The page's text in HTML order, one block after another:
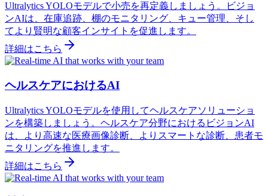
Ultralytics YOLOモデルで小売を再定義しましょう。ビジョ
ンAIは、在庫追跡、棚のモニタリング、キュー管理、そし
てより賢明な顧客インサイトを促進します。
詳細はこちら
ヘルスケアにおけるAI
Ultralytics YOLOモデルを使用してヘルスケアソリューショ
ンを構築しましょう。ヘルスケア分野におけるビジョンAI
は、より高速な医療画像診断、よりスマートな診断、患者モ
ニタリングを推進します。
詳細はこちら